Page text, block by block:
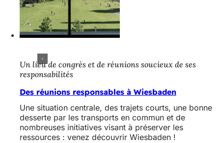
Un lieu de congrès et de réunions soucieux de ses
responsabilités
Des réunions responsables à Wiesbaden
Une situation centrale, des trajets courts, une bonne
desserte par les transports en commun et de
nombreuses initiatives visant à préserver les
ressources : venez découvrir Wiesbaden !